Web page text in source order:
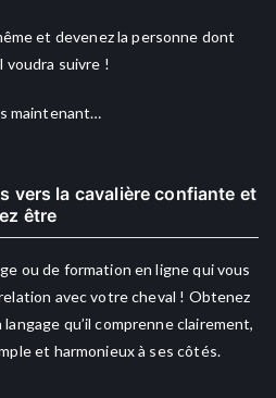
et devenez la personne dont
voudra suivre !
maintenant…
vers la cavalière confiante et
être
ou de formation en ligne qui vous
avec votre cheval ! Obtenez
qu’il comprenne clairement,
et harmonieux à ses côtés.